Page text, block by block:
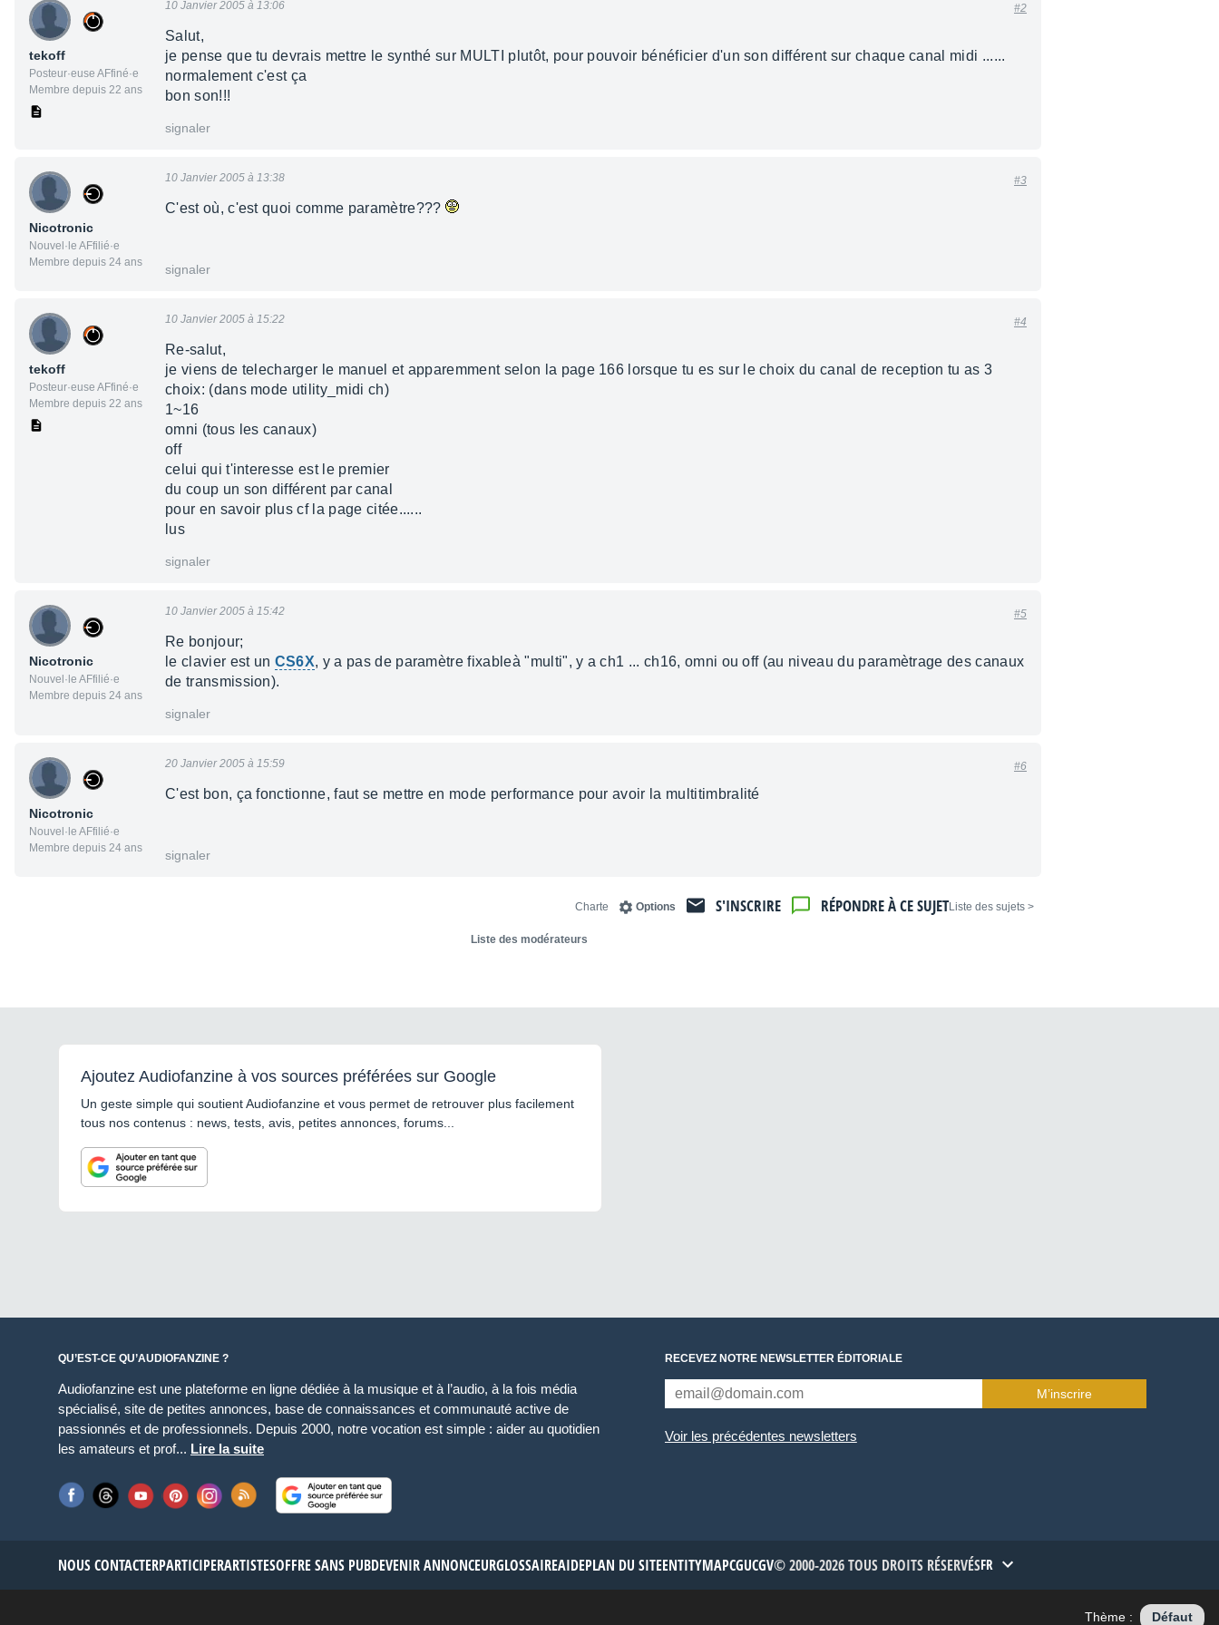
tekoff
Posteur·euse AFfiné·e
Membre depuis 22 ans
10 Janvier 2005 à 13:06 #2
Salut,
je pense que tu devrais mettre le synthé sur MULTI plutôt, pour pouvoir bénéficier d'un son différent sur chaque canal midi ......
normalement c'est ça
bon son!!!
signaler
Nicotronic
Nouvel·le AFfilié·e
Membre depuis 24 ans
10 Janvier 2005 à 13:38 #3
C'est où, c'est quoi comme paramètre???
signaler
tekoff
Posteur·euse AFfiné·e
Membre depuis 22 ans
10 Janvier 2005 à 15:22 #4
Re-salut,
je viens de telecharger le manuel et apparemment selon la page 166 lorsque tu es sur le choix du canal de reception tu as 3
choix: (dans mode utility_midi ch)
1~16
omni (tous les canaux)
off
celui qui t'interesse est le premier
du coup un son différent par canal
pour en savoir plus cf la page citée......
lus
signaler
Nicotronic
Nouvel·le AFfilié·e
Membre depuis 24 ans
10 Janvier 2005 à 15:42 #5
Re bonjour;
le clavier est un CS6X, y a pas de paramètre fixableà "multi", y a ch1 ... ch16, omni ou off (au niveau du paramètrage des canaux
de transmission).
signaler
Nicotronic
Nouvel·le AFfilié·e
Membre depuis 24 ans
20 Janvier 2005 à 15:59 #6
C'est bon, ça fonctionne, faut se mettre en mode performance pour avoir la multitimbralité
signaler
< Liste des sujets
RÉPONDRE À CE SUJET
S'INSCRIRE
Options
Charte
Liste des modérateurs
Ajoutez Audiofanzine à vos sources préférées sur Google
Un geste simple qui soutient Audiofanzine et vous permet de retrouver plus facilement
tous nos contenus : news, tests, avis, petites annonces, forums...
QU’EST-CE QU’AUDIOFANZINE ?
Audiofanzine est une plateforme en ligne dédiée à la musique et à l’audio, à la fois média
spécialisé, site de petites annonces, base de connaissances et communauté active de
passionnés et de professionnels. Depuis 2000, notre vocation est simple : aider au quotidien
les amateurs et prof... Lire la suite
RECEVEZ NOTRE NEWSLETTER ÉDITORIALE
M’inscrire
Voir les précédentes newsletters
NOUS CONTACTERPARTICIPERARTISTESOFFRE SANS PUBDEVENIR ANNONCEURGLOSSAIREAIDEPLAN DU SITEENTITYMAPCGUCGV© 2000-2026 TOUS DROITS RÉSERVÉSFR
Thème : Défaut